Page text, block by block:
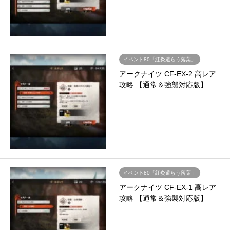
イベント80「紅炎遣らう落葉」
アークナイツ CF-EX-2 高レア
攻略 【通常＆強襲対応版】
イベント80「紅炎遣らう落葉」
アークナイツ CF-EX-1 高レア
攻略 【通常＆強襲対応版】